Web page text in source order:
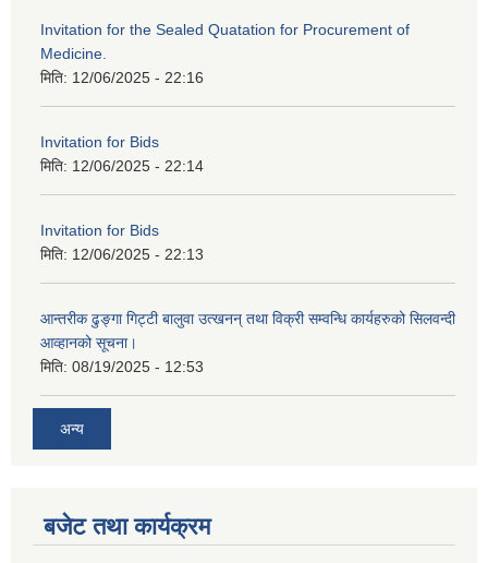
Invitation for the Sealed Quatation for Procurement of
Medicine.
मिति: 12/06/2025 - 22:16
Invitation for Bids
मिति: 12/06/2025 - 22:14
Invitation for Bids
मिति: 12/06/2025 - 22:13
आन्तरीक ढुङ्गा गिट्टी बालुवा उत्खनन् तथा विक्री सम्वन्धि कार्यहरुको सिलवन्दी
आव्हानको सूचना।
मिति: 08/19/2025 - 12:53
अन्य
बजेट तथा कार्यक्रम